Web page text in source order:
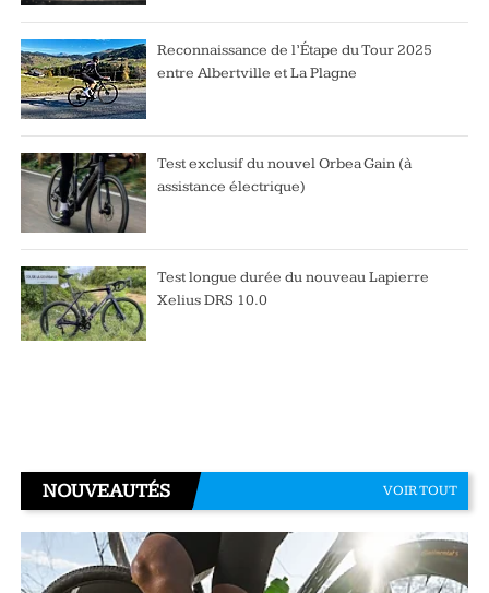
Reconnaissance de l’Étape du Tour 2025
entre Albertville et La Plagne
Test exclusif du nouvel Orbea Gain (à
assistance électrique)
Test longue durée du nouveau Lapierre
Xelius DRS 10.0
NOUVEAUTÉS VOIR TOUT